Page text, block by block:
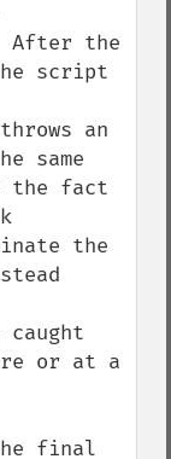
After the
script
an
same
the fact
the
caught
or at a
final